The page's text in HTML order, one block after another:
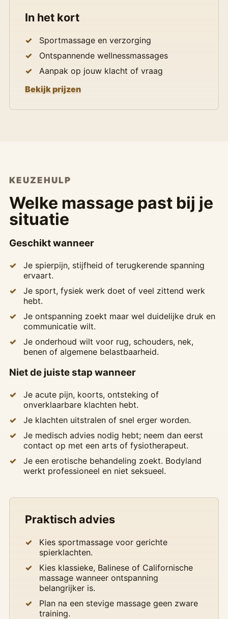
In het kort
Sportmassage en verzorging
Ontspannende wellnessmassages
Aanpak op jouw klacht of vraag
Bekijk prijzen
KEUZEHULP
Welke massage past bij je
situatie
Geschikt wanneer
Je spierpijn, stijfheid of terugkerende spanning
ervaart.
Je sport, fysiek werk doet of veel zittend werk
hebt.
Je ontspanning zoekt maar wel duidelijke druk en
communicatie wilt.
Je onderhoud wilt voor rug, schouders, nek,
benen of algemene belastbaarheid.
Niet de juiste stap wanneer
Je acute pijn, koorts, ontsteking of
onverklaarbare klachten hebt.
Je klachten uitstralen of snel erger worden.
Je medisch advies nodig hebt; neem dan eerst
contact op met een arts of fysiotherapeut.
Je een erotische behandeling zoekt. Bodyland
werkt professioneel en niet seksueel.
Praktisch advies
Kies sportmassage voor gerichte
spierklachten.
Kies klassieke, Balinese of Californische
massage wanneer ontspanning
belangrijker is.
Plan na een stevige massage geen zware
training.